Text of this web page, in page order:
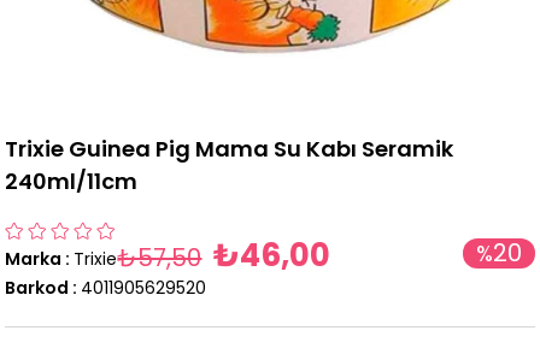
Trixie Guinea Pig Mama Su Kabı Seramik
240ml/11cm
Marka : Trixie %20
₺57,50 ₺46,00
Barkod : 4011905629520